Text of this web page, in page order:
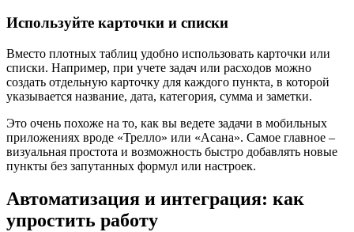
Используйте карточки и списки
Вместо плотных таблиц удобно использовать карточки или
списки. Например, при учете задач или расходов можно
создать отдельную карточку для каждого пункта, в которой
указывается название, дата, категория, сумма и заметки.
Это очень похоже на то, как вы ведете задачи в мобильных
приложениях вроде «Трелло» или «Асана». Самое главное –
визуальная простота и возможность быстро добавлять новые
пункты без запутанных формул или настроек.
Автоматизация и интеграция: как
упростить работу